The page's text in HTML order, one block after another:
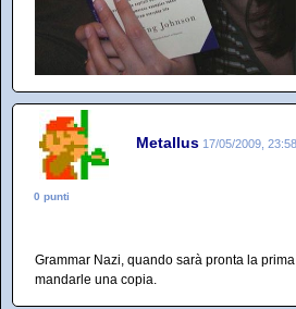
Metallus 17/05/2009, 23:58
0 punti
Grammar Nazi, quando sarà pronta la
mandarle una copia.